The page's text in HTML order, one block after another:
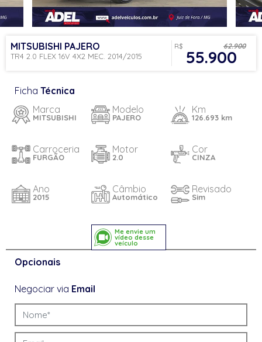
MITSUBISHI PAJERO
TR4 2.0 FLEX 16V 4X2 MEC. 2014/2015
R$ 62.900
55.900
Ficha Técnica
Marca
MITSUBISHI
Modelo
PAJERO
Km
126.693 km
Carroceria
FURGÃO
Motor
2.0
Cor
CINZA
Ano
2015
Câmbio
Automático
Revisado
Sim
Me envie um
vídeo desse
veículo
Opcionais
Negociar via Email